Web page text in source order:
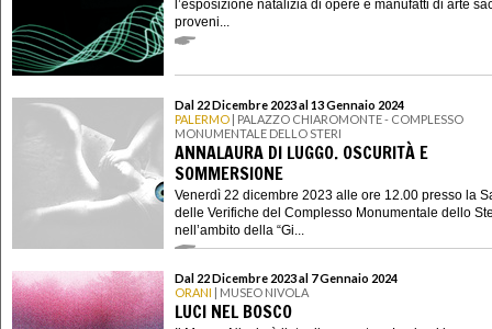
l’esposizione natalizia di opere e manufatti di arte
proveni...
Dal 22 Dicembre 2023 al 13 Gennaio 2024
PALERMO | PALAZZO CHIAROMONTE - COMPLESSO
MONUMENTALE DELLO STERI
ANNALAURA DI LUGGO. OSCURITÀ E
SOMMERSIONE
Venerdì 22 dicembre 2023 alle ore 12.00 presso la
delle Verifiche del Complesso Monumentale dello
nell’ambito della “Gi...
Dal 22 Dicembre 2023 al 7 Gennaio 2024
ORANI | MUSEO NIVOLA
LUCI NEL BOSCO